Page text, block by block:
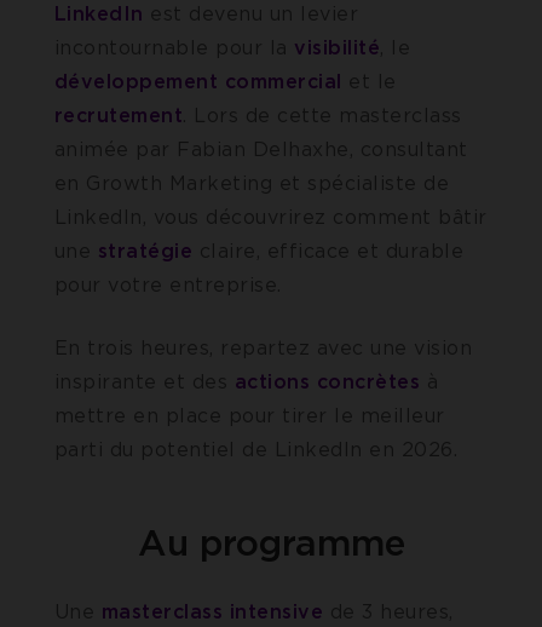
LinkedIn est devenu un levier
incontournable pour la visibilité, le
développement commercial et le
recrutement. Lors de cette masterclass
animée par Fabian Delhaxhe, consultant
en Growth Marketing et spécialiste de
LinkedIn, vous découvrirez comment bâtir
une stratégie claire, efficace et durable
pour votre entreprise.
En trois heures, repartez avec une vision
inspirante et des actions concrètes à
mettre en place pour tirer le meilleur
parti du potentiel de LinkedIn en 2026.
Au programme
Une masterclass intensive de 3 heures,